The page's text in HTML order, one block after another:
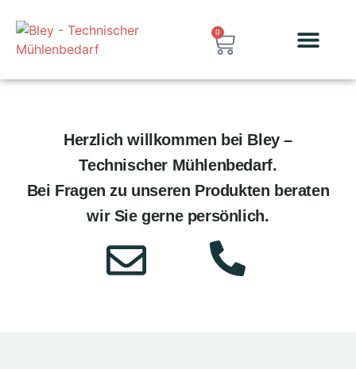
0
Herzlich willkommen bei Bley –
Technischer Mühlenbedarf.
Bei Fragen zu unseren Produkten beraten
wir Sie gerne persönlich.